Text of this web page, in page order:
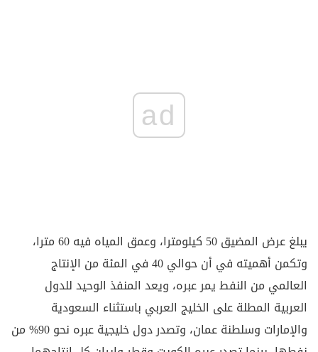
ad
يبلغ عرض المضيق 50 كيلومترا، وعمق المياه فيه 60 مترا،
وتكمن أهميته في أن حوالي 40 في المئة من الإنتاج
العالمي من النفط يمر عبره، ويعد المنفذ الوحيد للدول
العربية المطلة على الخليج العربي باستثناء السعودية
والإمارات وسلطنة عمان، وتصدر دول خليجية عبره نحو 90% من